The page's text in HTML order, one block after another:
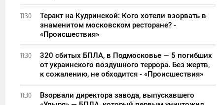
11:30
Теракт на Кудринской: Кого хотели взорвать в
знаменитом московском ресторане? -
«Происшествия»
11:30
320 сбитых БПЛА, в Подмосковье — 5 погибших
от украинского воздушного террора. Без жертв,
к сожалению, не обходится - «Происшествия»
11:30
Взорвали директора завода, выпускавшего